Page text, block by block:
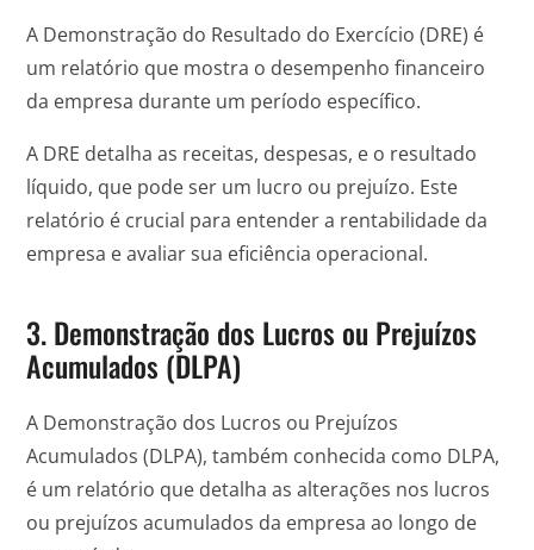
A Demonstração do Resultado do Exercício (DRE) é
um relatório que mostra o desempenho financeiro
da empresa durante um período específico.
A DRE detalha as receitas, despesas, e o resultado
líquido, que pode ser um lucro ou prejuízo. Este
relatório é crucial para entender a rentabilidade da
empresa e avaliar sua eficiência operacional.
3. Demonstração dos Lucros ou Prejuízos
Acumulados (DLPA)
A Demonstração dos Lucros ou Prejuízos
Acumulados (DLPA), também conhecida como DLPA,
é um relatório que detalha as alterações nos lucros
ou prejuízos acumulados da empresa ao longo de